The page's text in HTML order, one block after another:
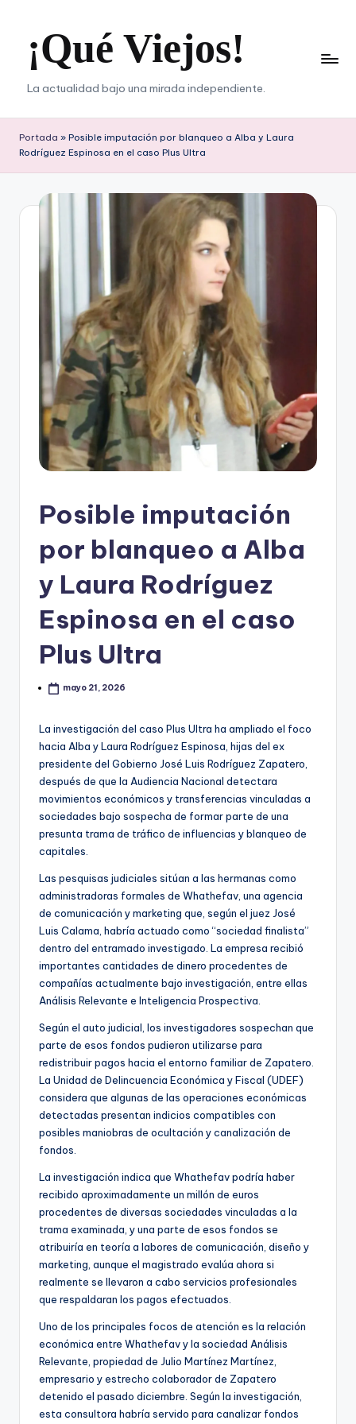
contenido¡Qué Viejos!
La actualidad bajo una mirada independiente.
Portada » Posible imputación por blanqueo a Alba y Laura
Rodríguez Espinosa en el caso Plus Ultra
Posible imputación
por blanqueo a Alba
y Laura Rodríguez
Espinosa en el caso
Plus Ultra
mayo 21, 2026
La investigación del caso Plus Ultra ha ampliado el foco
hacia Alba y Laura Rodríguez Espinosa, hijas del ex
presidente del Gobierno José Luis Rodríguez Zapatero,
después de que la Audiencia Nacional detectara
movimientos económicos y transferencias vinculadas a
sociedades bajo sospecha de formar parte de una
presunta trama de tráfico de influencias y blanqueo de
capitales.
Las pesquisas judiciales sitúan a las hermanas como
administradoras formales de Whathefav, una agencia
de comunicación y marketing que, según el juez José
Luis Calama, habría actuado como “sociedad finalista”
dentro del entramado investigado. La empresa recibió
importantes cantidades de dinero procedentes de
compañías actualmente bajo investigación, entre ellas
Análisis Relevante e Inteligencia Prospectiva.
Según el auto judicial, los investigadores sospechan que
parte de esos fondos pudieron utilizarse para
redistribuir pagos hacia el entorno familiar de Zapatero.
La Unidad de Delincuencia Económica y Fiscal (UDEF)
considera que algunas de las operaciones económicas
detectadas presentan indicios compatibles con
posibles maniobras de ocultación y canalización de
fondos.
La investigación indica que Whathefav podría haber
recibido aproximadamente un millón de euros
procedentes de diversas sociedades vinculadas a la
trama examinada, y una parte de esos fondos se
atribuiría en teoría a labores de comunicación, diseño y
marketing, aunque el magistrado evalúa ahora si
realmente se llevaron a cabo servicios profesionales
que respaldaran los pagos efectuados.
Uno de los principales focos de atención es la relación
económica entre Whathefav y la sociedad Análisis
Relevante, propiedad de Julio Martínez Martínez,
empresario y estrecho colaborador de Zapatero
detenido el pasado diciembre. Según la investigación,
esta consultora habría servido para canalizar fondos